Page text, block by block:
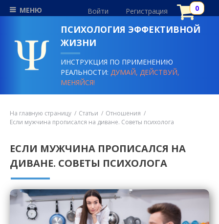
МЕНЮ Войти Регистрация
ПСИХОЛОГИЯ ЭФФЕКТИВНОЙ
ЖИЗНИ
ИНСТРУКЦИЯ ПО ПРИМЕНЕНИЮ
РЕАЛЬНОСТИ:ДУМАЙ, ДЕЙСТВУЙ,
МЕНЯЙСЯ!
На главную страницу Статьи
Отношения
Если мужчина прописался на диване. Советы психолога
ЕСЛИ МУЖЧИНА ПРОПИСАЛСЯ НА
ДИВАНЕ. СОВЕТЫ ПСИХОЛОГА